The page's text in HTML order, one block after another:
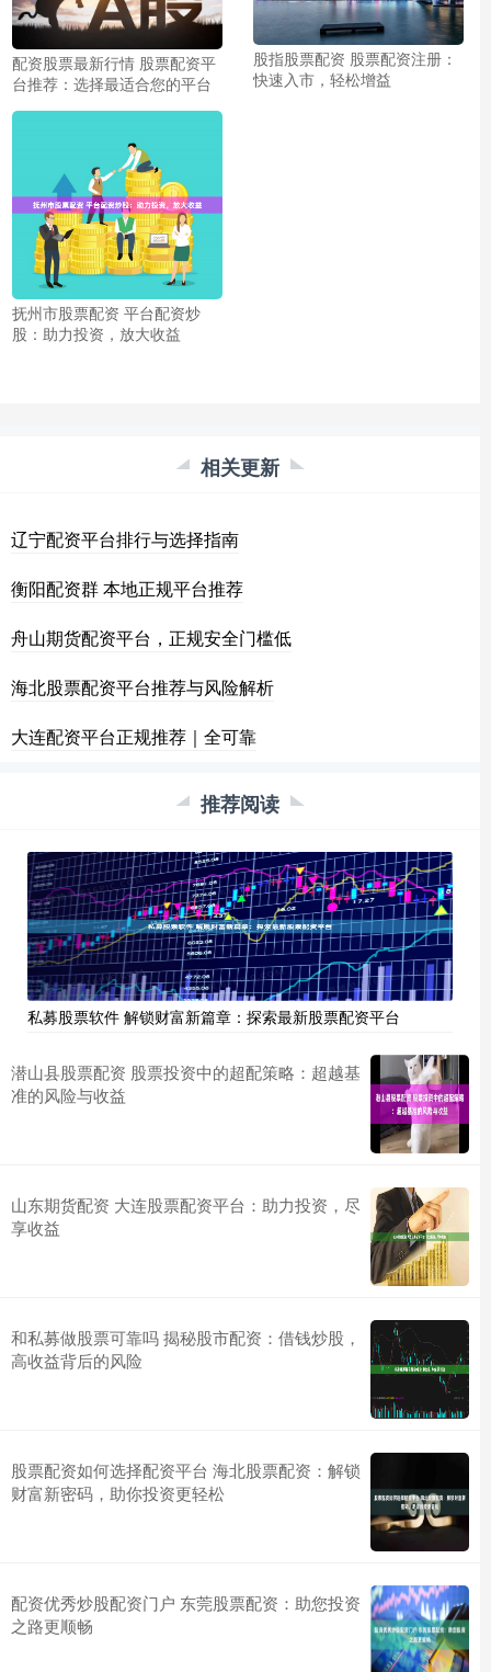
配资股票最新行情 股票配资平
台推荐：选择最适合您的平台
股指股票配资 股票配资注册：
快速入市，轻松增益
抚州市股票配资 平台配资炒
股：助力投资，放大收益
相关更新
辽宁配资平台排行与选择指南
衡阳配资群 本地正规平台推荐
舟山期货配资平台，正规安全门槛低
海北股票配资平台推荐与风险解析
大连配资平台正规推荐｜全可靠
推荐阅读
私募股票软件 解锁财富新篇章：探索最新股票配资平台
潜山县股票配资 股票投资中的超配策略：超越基
准的风险与收益
山东期货配资 大连股票配资平台：助力投资，尽
享收益
和私募做股票可靠吗 揭秘股市配资：借钱炒股，
高收益背后的风险
股票配资如何选择配资平台 海北股票配资：解锁
财富新密码，助你投资更轻松
配资优秀炒股配资门户 东莞股票配资：助您投资
之路更顺畅